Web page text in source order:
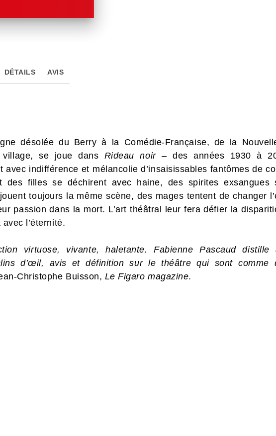
DÉTAILS AVIS
désolée du Berry à la Comédie-Française, de la
village, se joue dans Rideau noir– des années 1930 à
avec indifférence et mélancolie d’insaisissables fantômes de
des filles se déchirent avec haine, des spirites exsangues
toujours la même scène, des mages tentent de changer
passion dans la mort. L’art théâtral leur fera défier la
l’éternité.
virtuose, vivante, haletante. Fabienne Pascaud
d’œil, avis et définition sur le théâtre qui sont
Christophe Buisson, Le Figaro magazine.